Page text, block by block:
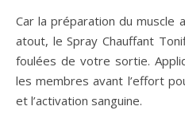
Car la préparation du muscle
atout, le Spray Chauffant
foulées de votre sortie.
les membres avant l’effort
et l’activation sanguine.